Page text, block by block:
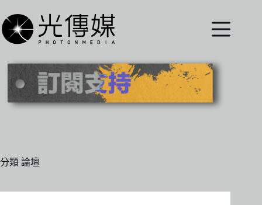
至
主
內
分類 論壇